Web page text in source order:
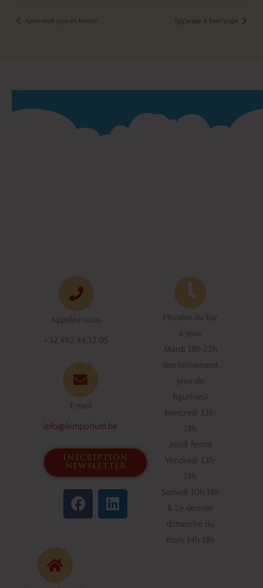
Après-midi jeux en famille Egg’scape & Beer’scape
Appelez-nous
+32.492.44.32.05
E-mail
info@lemporium.be
inscription
newsletter
F
a
c
L
i
n
Horaire du bar
à jeux
Mardi 18h-23h
(exclusivement
jeux de
figurines)
Mercredi 13h-
18h
Jeudi fermé
Vendredi 13h-
18h
Samedi 10h-18h
& Le dernier
dimanche du
mois 14h-18h